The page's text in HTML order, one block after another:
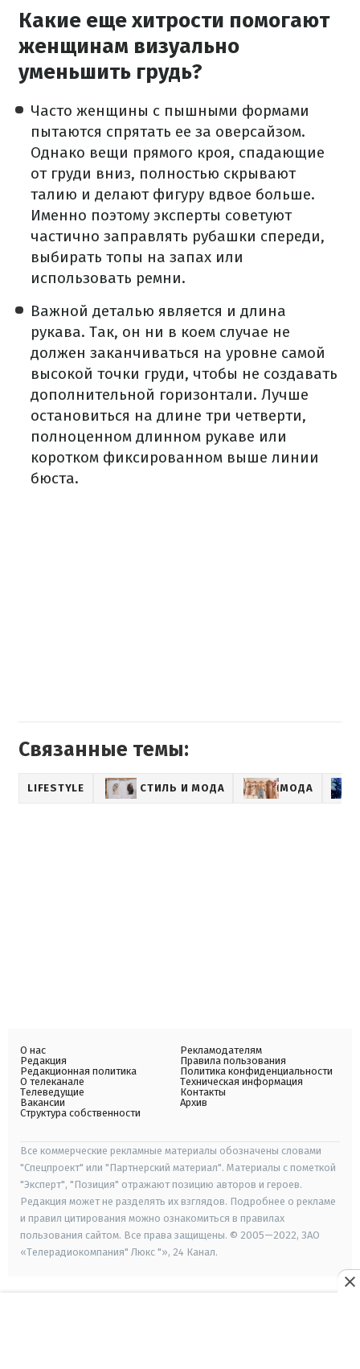
Какие еще хитрости помогают
женщинам визуально
уменьшить грудь?
Часто женщины с пышными формами
пытаются спрятать ее за оверсайзом.
Однако вещи прямого кроя, спадающие
от груди вниз, полностью скрывают
талию и делают фигуру вдвое больше.
Именно поэтому эксперты советуют
частично заправлять рубашки спереди,
выбирать топы на запах или
использовать ремни.
Важной деталью является и длина
рукава. Так, он ни в коем случае не
должен заканчиваться на уровне самой
высокой точки груди, чтобы не создавать
дополнительной горизонтали. Лучше
остановиться на длине три четверти,
полноценном длинном рукаве или
коротком фиксированном выше линии
бюста.
Связанные темы:
LIFESTYLE СТИЛЬ И МОДА МОДА
О нас
Редакция
Редакционная политика
О телеканале
Телеведущие
Вакансии
Структура собственности
Рекламодателям
Правила пользования
Политика конфиденциальности
Техническая информация
Контакты
Архив
Все коммерческие рекламные материалы обозначены словами
"Спецпроект" или "Партнерский материал". Материалы с пометкой
"Эксперт", "Позиция" отражают позицию авторов и героев.
Редакция может не разделять их взглядов. Подробнее о рекламе
и правил цитирования можно ознакомиться в правилах
пользования сайтом. Все права защищены. © 2005—2022, ЗАО
«Телерадиокомпания" Люкс "», 24 Канал.